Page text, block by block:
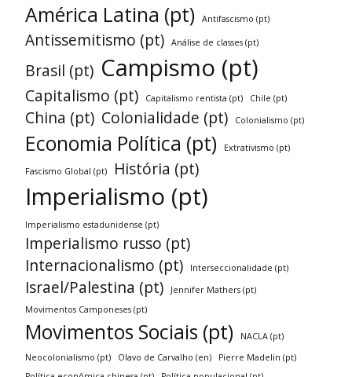
América Latina (pt) Antifascismo (pt)
Antissemitismo (pt) Análise de classes (pt)
Brasil (pt) Campismo (pt)
Capitalismo (pt) Capitalismo rentista (pt) Chile (pt)
China (pt) Colonialidade (pt) Colonialismo (pt)
Economia Política (pt) Extrativismo (pt)
Fascismo Global (pt) História (pt)
Imperialismo (pt)
Imperialismo estadunidense (pt)
Imperialismo russo (pt)
Internacionalismo (pt)
Interseccionalidade (pt)
Israel/Palestina (pt)
Jennifer Mathers (pt)
Movimentos Camponeses (pt)
Movimentos Sociais (pt)
NACLA (pt)
Neocolonialismo (pt)
Olavo de Carvalho (en)
Pierre Madelin (pt)